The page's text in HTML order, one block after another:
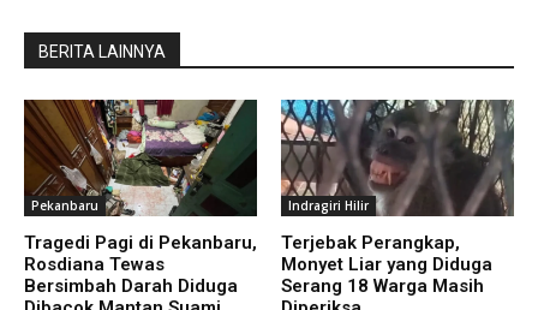
BERITA LAINNYA
Pekanbaru
Tragedi Pagi di Pekanbaru,
Rosdiana Tewas
Bersimbah Darah Diduga
Indragiri Hilir
Terjebak Perangkap,
Monyet Liar yang Diduga
Serang 18 Warga Masih